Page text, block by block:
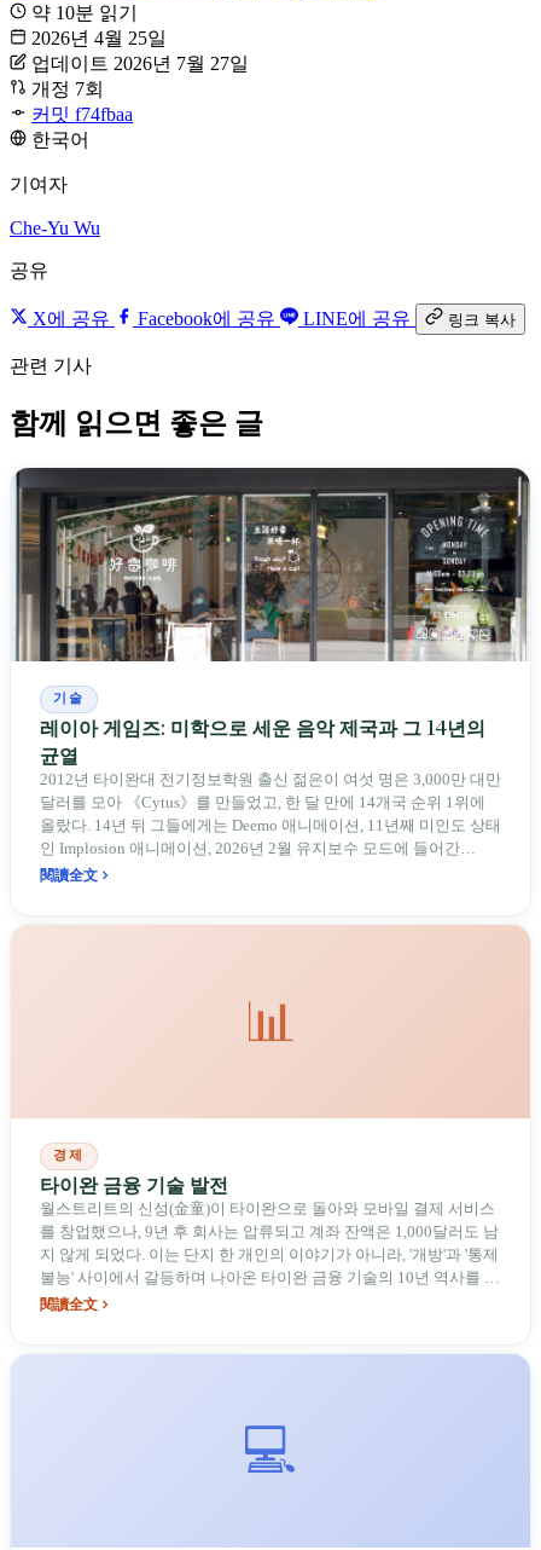
약 10분 읽기
2026년 4월 25일
업데이트 2026년 7월 27일
개정 7회
커밋 f74fbaa
한국어
기여자
Che-Yu Wu
공유
X에 공유 Facebook에 공유 LINE에 공유 링크 복사
관련 기사
함께 읽으면 좋은 글
기술
레이아 게임즈: 미학으로 세운 음악 제국과 그 14년의
균열
2012년 타이완대 전기정보학원 출신 젊은이 여섯 명은 3,000만 대만
달러를 모아 《Cytus》를 만들었고, 한 달 만에 14개국 순위 1위에
올랐다. 14년 뒤 그들에게는 Deemo 애니메이션, 11년째 미인도 상태
인 Implosion 애니메이션, 2026년 2월 유지보수 모드에 들어간
Sdorica, 2020년 ICE 모스 부호 사건 이후 중국 시장을 지키기 위해
閱讀全文
📊
경제
타이완 금융 기술 발전
월스트리트의 신성(金童)이 타이완으로 돌아와 모바일 결제 서비스
를 창업했으나, 9년 후 회사는 압류되고 계좌 잔액은 1,000달러도 남
지 않게 되었다. 이는 단지 한 개인의 이야기가 아니라, '개방'과 '통제
불능' 사이에서 갈등하며 나아온 타이완 금융 기술의 10년 역사를 보
여준다.
閱讀全文
💻